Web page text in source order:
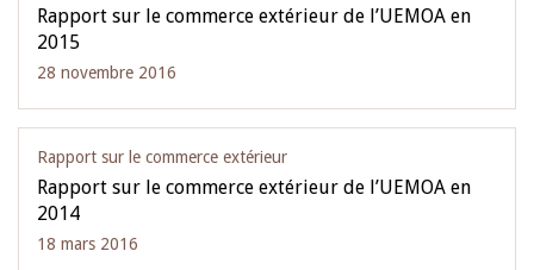
Rapport sur le commerce extérieur de l’UEMOA en
2015
28 novembre 2016
Rapport sur le commerce extérieur
Rapport sur le commerce extérieur de l’UEMOA en
2014
18 mars 2016